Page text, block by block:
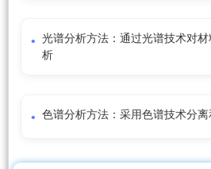
光谱分析方法：通过光谱技术对
析
色谱分析方法：采用色谱技术分